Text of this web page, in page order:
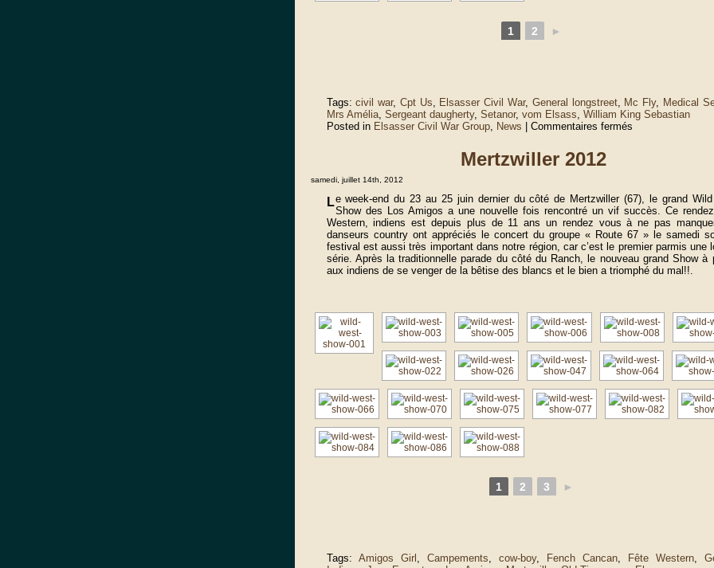
1 2 ►
Tags:civil war, Cpt Us, Elsasser Civil War, General longstreet, Mc Fly, Medical
Mrs Amélia, Sergeant daugherty, Setanor, vom Elsass, William King Sebastian
Posted in Elsasser Civil War Group, News Commentaires ferméssur
Mertzwiller 2012
samedi, juillet 14th, 2012
Le week-end du 23 au 25 juin dernier du côté de Mertzwiller (67), le grand
Show des Los Amigos a une nouvelle fois rencontré un vif succès. Ce
Western, indiens est depuis plus de 11 ans un rendez vous à ne pas
danseurs country ont appréciés le concert du groupe « Route 67 » le samedi
festival est aussi très important dans notre région, car c’est le premier parmis une
série. Après la traditionnelle parade du côté du Ranch, le nouveau grand Show à
aux indiens de se venger de la bêtise des blancs et le bien a triomphé du mal!!.
1 2 3 ►
Tags: Amigos Girl , Campements, cow-boy, Fench Cancan, Fête Western,